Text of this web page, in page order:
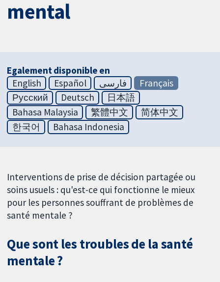
mental
Egalement disponible en
English
Español فارسی
Français
Русский
Deutsch
日本語
Bahasa Malaysia
繁體中文
简体中文
한국어
Bahasa Indonesia
Interventions de prise de décision partagée ou
soins usuels : qu'est-ce qui fonctionne le mieux
pour les personnes souffrant de problèmes de
santé mentale ?
Que sont les troubles de la santé
mentale ?